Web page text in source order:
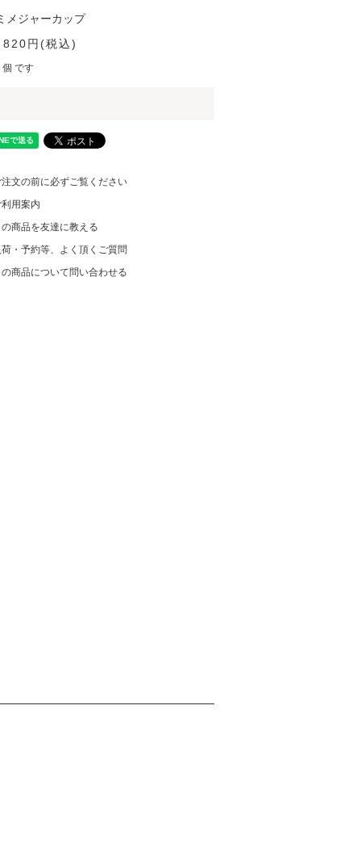
メジャーカップ
820円(税込)
個 です
注文の前に必ずご覧ください
利用案内
の商品を友達に教える
荷・予約等、よく頂くご質問
の商品について問い合わせる